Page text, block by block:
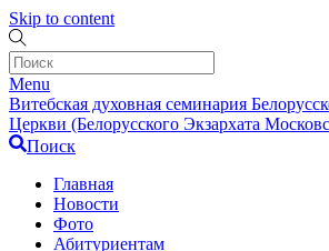
Skip to content
Menu
Витебская духовная семинария
Церкви (Белорусского Экзархата
Поиск
Главная
Новости
Фото
Абитуриентам